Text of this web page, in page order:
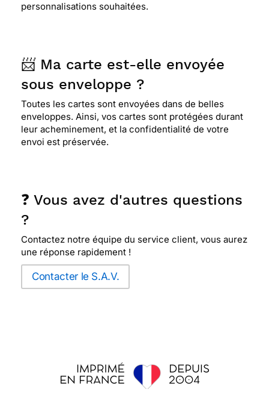
personnalisations souhaitées.
📨 Ma carte est-elle envoyée
sous enveloppe ?
Toutes les cartes sont envoyées dans de belles
enveloppes. Ainsi, vos cartes sont protégées durant
leur acheminement, et la confidentialité de votre
envoi est préservée.
❓ Vous avez d'autres questions
?
Contactez notre équipe du service client, vous aurez
une réponse rapidement !
Contacter le S.A.V.